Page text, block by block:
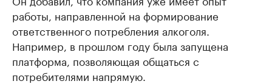
работы, направленной на формирование
ответственного потребления алкоголя.
Например, в прошлом году была запущена
платформа, позволяющая общаться с
потребителями напрямую.